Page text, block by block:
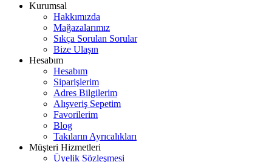
Kurumsal
Hakkımızda
Mağazalarımız
Sıkça Sorulan Sorular
Bize Ulaşın
Hesabım
Hesabım
Siparişlerim
Adres Bilgilerim
Alışveriş Sepetim
Favorilerim
Blog
Takıların Ayrıcalıkları
Müşteri Hizmetleri
Üyelik Sözleşmesi